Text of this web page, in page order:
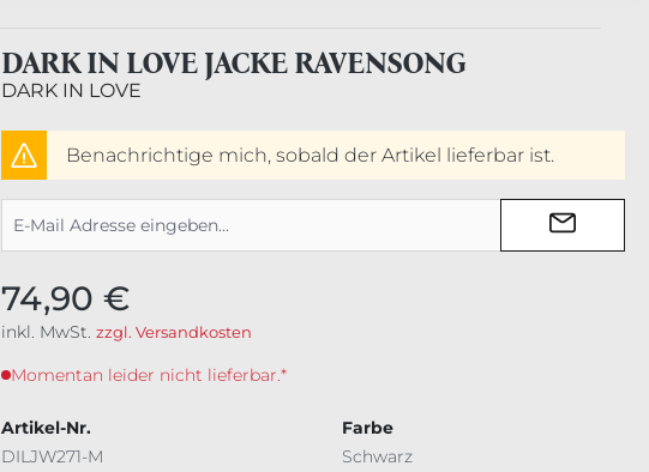
DARK IN LOVE JACKE RAVENSONG
DARK IN LOVE
Benachrichtige mich, sobald der Artikel lieferbar ist.
74,90 €
inkl. MwSt. zzgl. Versandkosten
Momentan leider nicht lieferbar.*
Artikel-Nr.
DILJW271-M
Farbe
Schwarz